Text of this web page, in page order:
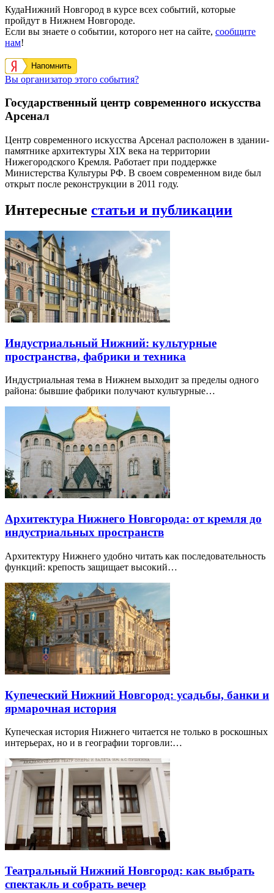
КудаНижний Новгород в курсе всех событий, которые
пройдут в Нижнем Новгороде.
Если вы знаете о событии, которого нет на сайте, сообщите
нам!
Напомнить
Вы организатор этого события?
Государственный центр современного искусства
Арсенал
Центр современного искусства Арсенал расположен в здании-
памятнике архитектуры XIX века на территории
Нижегородского Кремля. Работает при поддержке
Министерства Культуры РФ. В своем современном виде был
открыт после реконструкции в 2011 году.
Интересные статьи и публикации
Индустриальный Нижний: культурные
пространства, фабрики и техника
Индустриальная тема в Нижнем выходит за пределы одного
района: бывшие фабрики получают культурные…
Архитектура Нижнего Новгорода: от кремля до
индустриальных пространств
Архитектуру Нижнего удобно читать как последовательность
функций: крепость защищает высокий…
Купеческий Нижний Новгород: усадьбы, банки и
ярмарочная история
Купеческая история Нижнего читается не только в роскошных
интерьерах, но и в географии торговли:…
Театральный Нижний Новгород: как выбрать
спектакль и собрать вечер